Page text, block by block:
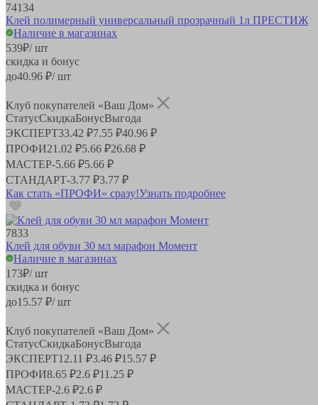
74134
Клей полимерный универсальный прозрачный 1л ПРЕСТИЖ
Наличие в магазинах
539₽/ шт
скидка и бонус
до40.96 ₽/ шт
Клуб покупателей «Ваш Дом»
СтатусСкидкаБонусВыгода
ЭКСПЕРТ33.42 ₽7.55 ₽40.96 ₽
ПРОФИ21.02 ₽5.66 ₽26.68 ₽
МАСТЕР-5.66 ₽5.66 ₽
СТАНДАРТ-3.77 ₽3.77 ₽
Как стать «ПРОФИ» сразу!Узнать подробнее
7833
Клей для обуви 30 мл марафон Момент
Наличие в магазинах
173₽/ шт
скидка и бонус
до15.57 ₽/ шт
Клуб покупателей «Ваш Дом»
СтатусСкидкаБонусВыгода
ЭКСПЕРТ12.11 ₽3.46 ₽15.57 ₽
ПРОФИ8.65 ₽2.6 ₽11.25 ₽
МАСТЕР-2.6 ₽2.6 ₽